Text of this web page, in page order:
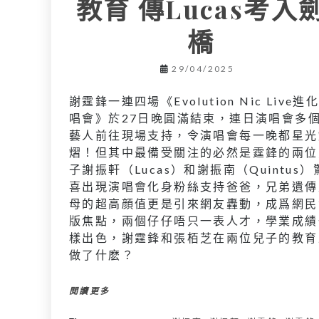
教育 傳Lucas考入劍
橋
29/04/2025
謝霆鋒一連四場《Evolution Nic Live進化
唱會》於27日晚圓滿結束，連日演唱會多個
藝人前往現場支持，令演唱會每一晚都星光
熠！但其中最備受關注的必然是霆鋒的兩位
子謝振軒（Lucas）和謝振南（Quintus）
喜出現演唱會化身粉絲支持爸爸，兄弟遺傳
母的超高顔值更是引來網友轟動，成爲網
版焦點，兩個仔仔唔只一表人才，學業成
樣出色，謝霆鋒和張栢芝在兩位兒子的教育
做了什麽？
閱讀更多